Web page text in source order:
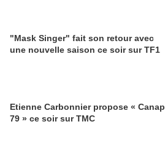
"Mask Singer" fait son retour avec
une nouvelle saison ce soir sur TF1
Etienne Carbonnier propose « Canap
79 » ce soir sur TMC